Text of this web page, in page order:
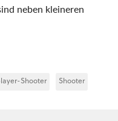
neben kleineren
Shooter Shooter